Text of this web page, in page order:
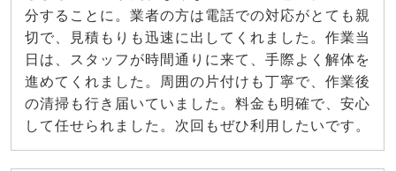
分することに。業者の方は電話での対応がとても親
切で、見積もりも迅速に出してくれました。作業当
日は、スタッフが時間通りに来て、手際よく解体を
進めてくれました。周囲の片付けも丁寧で、作業後
の清掃も行き届いていました。料金も明確で、安心
して任せられました。次回もぜひ利用したいです。